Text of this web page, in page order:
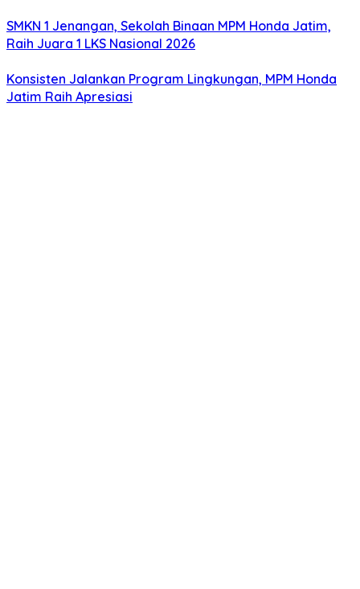
SMKN 1 Jenangan, Sekolah Binaan MPM Honda Jatim,
Raih Juara 1 LKS Nasional 2026
Konsisten Jalankan Program Lingkungan, MPM Honda
Jatim Raih Apresiasi